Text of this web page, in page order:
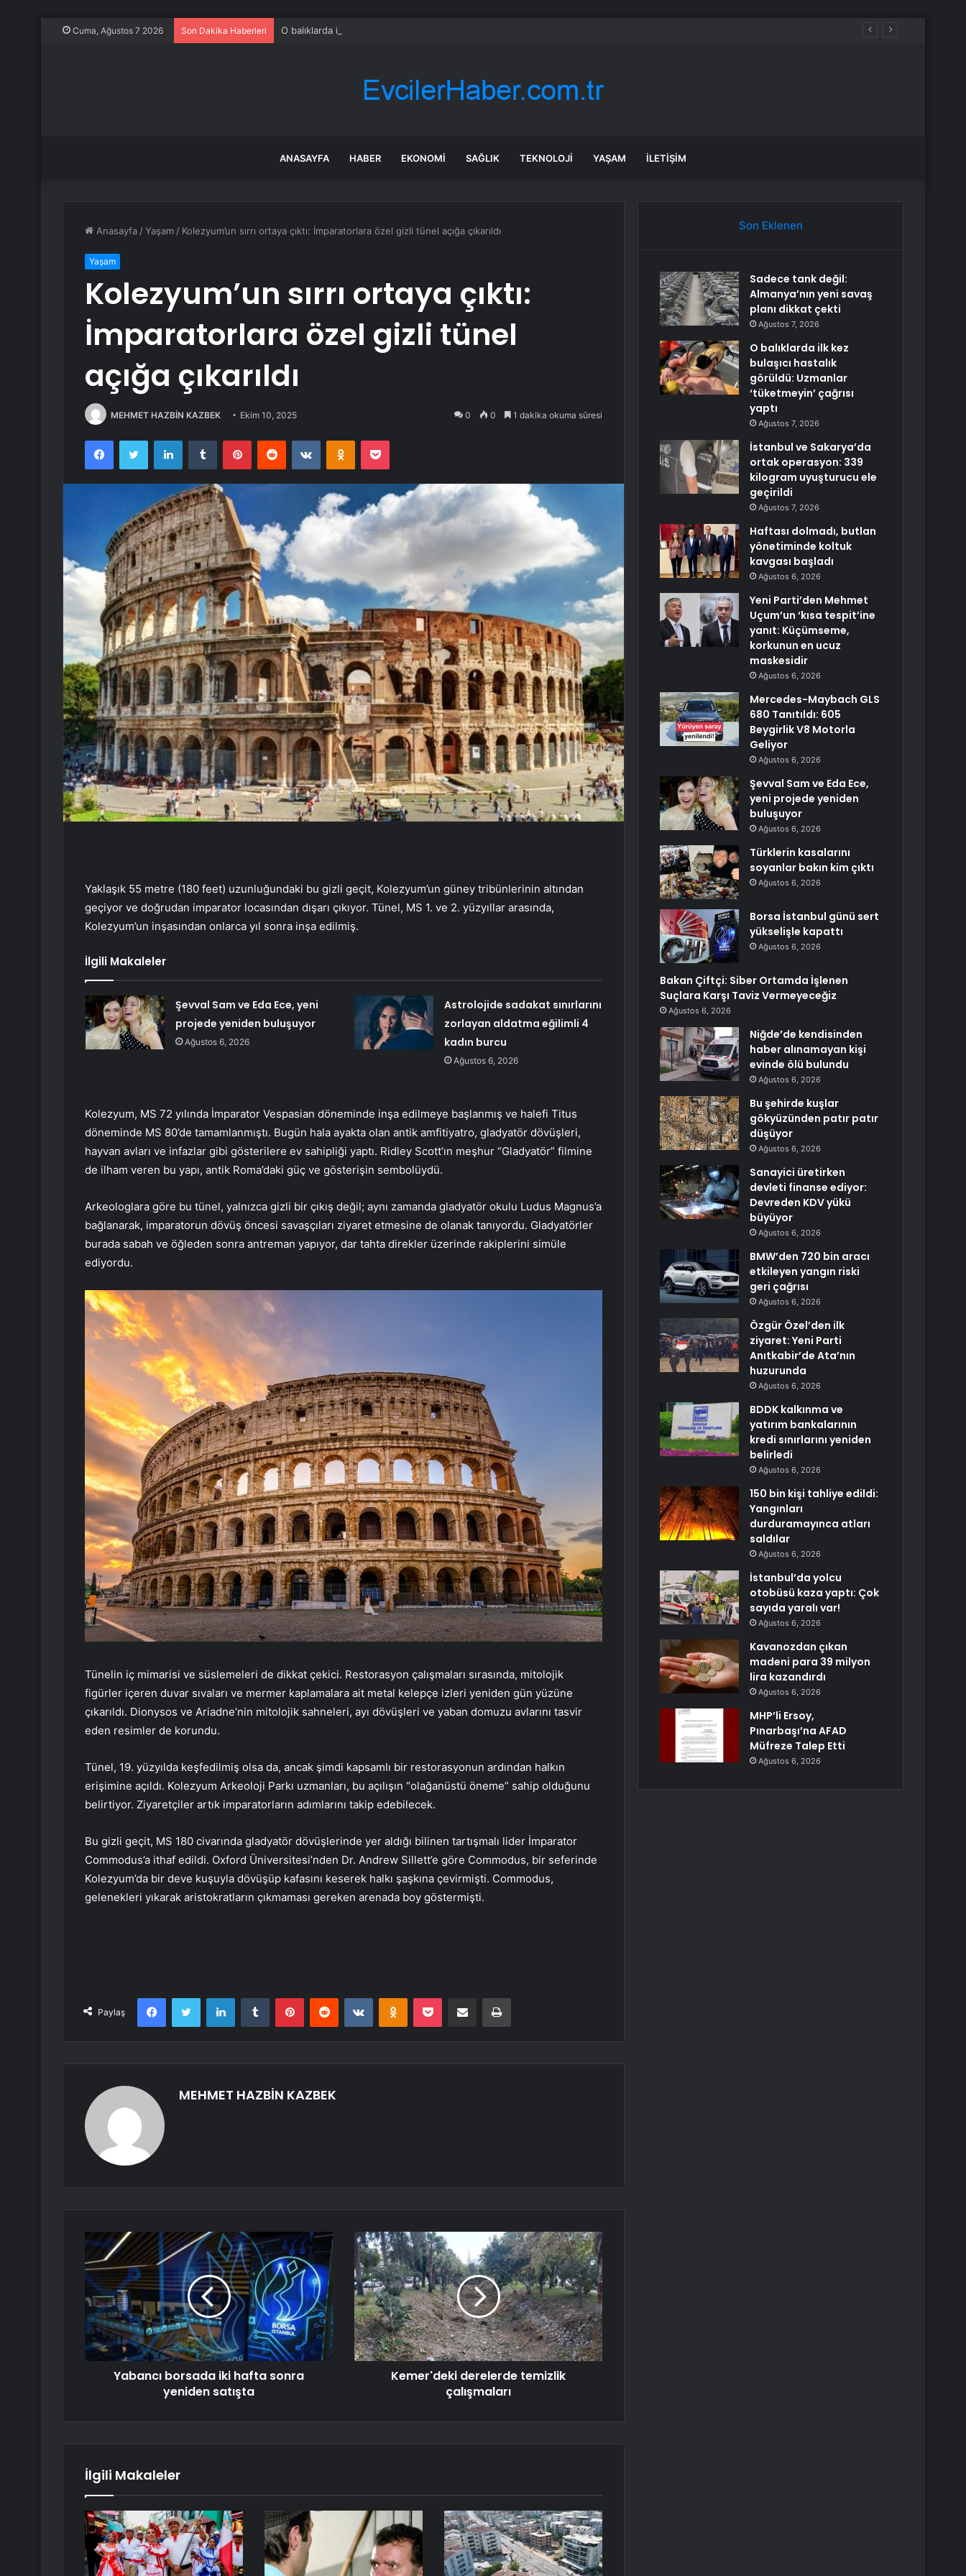
Cuma, Ağustos 7 2026 Son Dakika Haberleri O balıklarda ilk kez bulaşıcı hastalık görüldü: Uzmanlar ‘tüketmeyin’ çağrısı yaptı
ANASAYFA HABER EKONOMI SAĞLIK TEKNOLOJI YAŞAM İLETIŞIM
Anasayfa /Yaşam / Kolezyum’un sırrı ortaya çıktı: İmparatorlara özel gizli tünel açığa çıkarıldı
Yaşam
Kolezyum’un sırrı ortaya çıktı:
İmparatorlara özel gizli tünel
açığa çıkarıldı
MEHMET HAZBİN KAZBEK Ekim 10, 2025 0 0 1 dakika okuma süresi
FacebookTwitter LinkedInTumblr PinterestReddit VKontakteOdnoklassniki
Pocket
Yaklaşık 55 metre (180 feet) uzunluğundaki bu gizli geçit, Kolezyum’un güney tribünlerinin altından
geçiyor ve doğrudan imparator locasından dışarı çıkıyor. Tünel, MS 1. ve 2. yüzyıllar arasında,
Kolezyum’un inşasından onlarca yıl sonra inşa edilmiş.
İlgili Makaleler
Şevval Sam ve Eda Ece, yeni
projede yeniden buluşuyor
Ağustos 6, 2026
Astrolojide sadakat sınırlarını
zorlayan aldatma eğilimli 4
kadın burcu
Ağustos 6, 2026
Kolezyum, MS 72 yılında İmparator Vespasian döneminde inşa edilmeye başlanmış ve halefi Titus
döneminde MS 80’de tamamlanmıştı. Bugün hala ayakta olan antik amfitiyatro, gladyatör dövüşleri,
hayvan avları ve infazlar gibi gösterilere ev sahipliği yaptı. Ridley Scott’ın meşhur “Gladyatör” filmine
de ilham veren bu yapı, antik Roma’daki güç ve gösterişin sembolüydü.
Arkeologlara göre bu tünel, yalnızca gizli bir çıkış değil; aynı zamanda gladyatör okulu Ludus Magnus’a
bağlanarak, imparatorun dövüş öncesi savaşçıları ziyaret etmesine de olanak tanıyordu. Gladyatörler
burada sabah ve öğleden sonra antreman yapıyor, dar tahta direkler üzerinde rakiplerini simüle
ediyordu.
Tünelin iç mimarisi ve süslemeleri de dikkat çekici. Restorasyon çalışmaları sırasında, mitolojik
figürler içeren duvar sıvaları ve mermer kaplamalara ait metal kelepçe izleri yeniden gün yüzüne
çıkarıldı. Dionysos ve Ariadne’nin mitolojik sahneleri, ayı dövüşleri ve yaban domuzu avlarını tasvir
eden resimler de korundu.
Tünel, 19. yüzyılda keşfedilmiş olsa da, ancak şimdi kapsamlı bir restorasyonun ardından halkın
erişimine açıldı. Kolezyum Arkeoloji Parkı uzmanları, bu açılışın “olağanüstü öneme” sahip olduğunu
belirtiyor. Ziyaretçiler artık imparatorların adımlarını takip edebilecek.
Bu gizli geçit, MS 180 civarında gladyatör dövüşlerinde yer aldığı bilinen tartışmalı lider İmparator
Commodus’a ithaf edildi. Oxford Üniversitesi’nden Dr. Andrew Sillett’e göre Commodus, bir seferinde
Kolezyum’da bir deve kuşuyla dövüşüp kafasını keserek halkı şaşkına çevirmişti. Commodus,
gelenekleri yıkarak aristokratların çıkmaması gereken arenada boy göstermişti.
Paylaş
FacebookTwitter LinkedInTumblr PinterestReddit VKontakteOdnoklassniki
Pocket E-Posta ile paylaş Yazdır
MEHMET HAZBİN KAZBEK
Yabancı borsada iki hafta sonra
yeniden satışta
Kemer'deki derelerde temizlik
çalışmaları
İlgili Makaleler
Son Eklenen
Sadece tank değil:
Almanya’nın yeni savaş
planı dikkat çekti
Ağustos 7, 2026
O balıklarda ilk kez
bulaşıcı hastalık
görüldü: Uzmanlar
‘tüketmeyin’ çağrısı
yaptı
Ağustos 7, 2026
İstanbul ve Sakarya’da
ortak operasyon: 339
kilogram uyuşturucu ele
geçirildi
Ağustos 7, 2026
Haftası dolmadı, butlan
yönetiminde koltuk
kavgası başladı
Ağustos 6, 2026
Yeni Parti’den Mehmet
Uçum’un ‘kısa tespit’ine
yanıt: Küçümseme,
korkunun en ucuz
maskesidir
Ağustos 6, 2026
Mercedes-Maybach GLS
680 Tanıtıldı: 605
Beygirlik V8 Motorla
Geliyor
Ağustos 6, 2026
Şevval Sam ve Eda Ece,
yeni projede yeniden
buluşuyor
Ağustos 6, 2026
Türklerin kasalarını
soyanlar bakın kim çıktı
Ağustos 6, 2026
Borsa İstanbul günü sert
yükselişle kapattı
Ağustos 6, 2026
Bakan Çiftçi: Siber Ortamda İşlenen
Suçlara Karşı Taviz Vermeyeceğiz
Ağustos 6, 2026
Niğde’de kendisinden
haber alınamayan kişi
evinde ölü bulundu
Ağustos 6, 2026
Bu şehirde kuşlar
gökyüzünden patır patır
düşüyor
Ağustos 6, 2026
Sanayici üretirken
devleti finanse ediyor:
Devreden KDV yükü
büyüyor
Ağustos 6, 2026
BMW’den 720 bin aracı
etkileyen yangın riski
geri çağrısı
Ağustos 6, 2026
Özgür Özel’den ilk
ziyaret: Yeni Parti
Anıtkabir’de Ata’nın
huzurunda
Ağustos 6, 2026
BDDK kalkınma ve
yatırım bankalarının
kredi sınırlarını yeniden
belirledi
Ağustos 6, 2026
150 bin kişi tahliye edildi:
Yangınları
durduramayınca atları
saldılar
Ağustos 6, 2026
İstanbul’da yolcu
otobüsü kaza yaptı: Çok
sayıda yaralı var!
Ağustos 6, 2026
Kavanozdan çıkan
madeni para 39 milyon
lira kazandırdı
Ağustos 6, 2026
MHP’li Ersoy,
Pınarbaşı’na AFAD
Müfreze Talep Etti
Ağustos 6, 2026